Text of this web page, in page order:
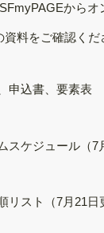
からオ
料をご確認くだ
申込書、要素表
スケジュール（7
リスト（7月21日